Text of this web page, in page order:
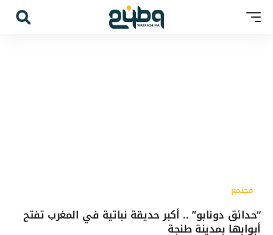
مجتمع
“حدائق دونابو” .. أكبر حديقة نباتية في المغرب تفتح
أبوابها بمدينة طنجة